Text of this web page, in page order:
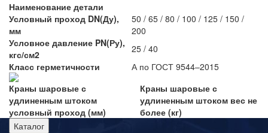
Наименование детали
Условный проход DN(Ду),
мм
50 / 65 / 80 / 100 / 125 / 150 /
200
Условное давление PN(Ру),
кгс/см2
25 / 40
Класс герметичности
А по ГОСТ 9544–2015
Краны шаровые с
удлиненным штоком
условный проход (мм)
Краны шаровые с
удлиненным штоком вес не
более (кг)
Каталог